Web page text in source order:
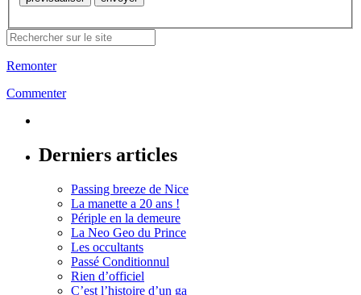
Remonter
Commenter
Derniers articles
Passing breeze de Nice
La manette a 20 ans !
Périple en la demeure
La Neo Geo du Prince
Les occultants
Passé Conditionnul
Rien d’officiel
C’est l’histoire d’un ga